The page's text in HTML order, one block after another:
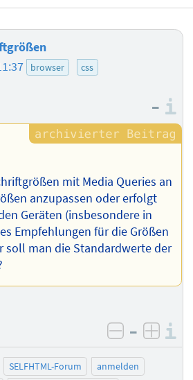
browser
css
–
mit Media Queries an
anzupassen oder erfolgt
Geräten (insbesondere in
Empfehlungen für die Größen
soll man die Standardwerte der
negativ
–
SELFHTML-Forum
anmelden